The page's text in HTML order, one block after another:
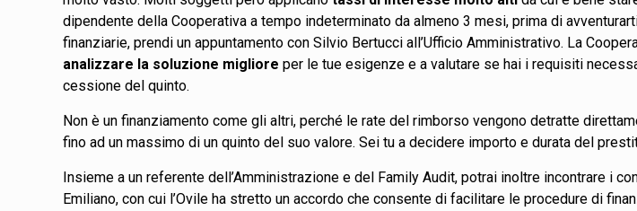
dipendente della Cooperativa a tempo indeterminato da almeno 3 mesi, prima di
finanziarie, prendi un appuntamento con Silvio Bertucci all’Ufficio Amministrativo. La
analizzare la soluzione migliore per le tue esigenze e a valutare se hai i requisiti
cessione del quinto.
Non è un finanziamento come gli altri, perché le rate del rimborso vengono detratte
fino ad un massimo di un quinto del suo valore. Sei tu a decidere importo e durata del
Insieme a un referente dell’Amministrazione e del Family Audit, potrai inoltre incontrare i
Emiliano, con cui l’Ovile ha stretto un accordo che consente di facilitare le procedure di